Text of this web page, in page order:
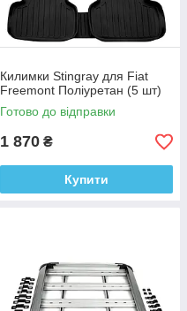
Килимки Stingray для Fiat
Freemont Поліуретан (5 шт)
Готово до відправки
1 870 ₴
Купити